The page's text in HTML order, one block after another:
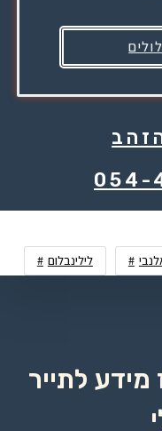
054-
לילינבלום
לתייר